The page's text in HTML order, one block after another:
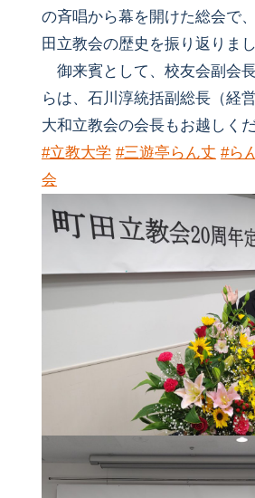
の斉唱から幕を開けた総会で
田立教会の歴史を振り返りまし
御来賓として、校友会副会
らは、石川淳統括副総長（経
大和立教会の会長もお越しく
#立教大学 #三遊亭らん丈 #ら
会